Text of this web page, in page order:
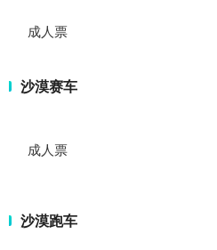
成人票
沙漠赛车
成人票
沙漠跑车